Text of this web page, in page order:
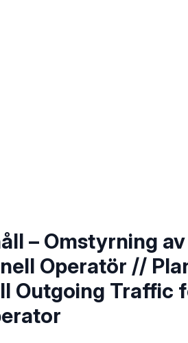
– Omstyrning
Operatör //
Outgoing Traffic